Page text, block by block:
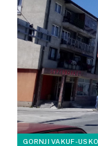
GORNJI VAKUF-